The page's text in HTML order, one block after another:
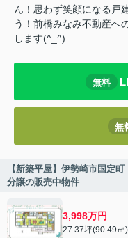
ん！思わず笑顔になる戸
う！前橋みなみ不動産へ
します(^_^)
無料
無
【新築平屋】伊勢崎市国
分譲の販売中物件
3,998万円
27.37坪(90.49㎡)